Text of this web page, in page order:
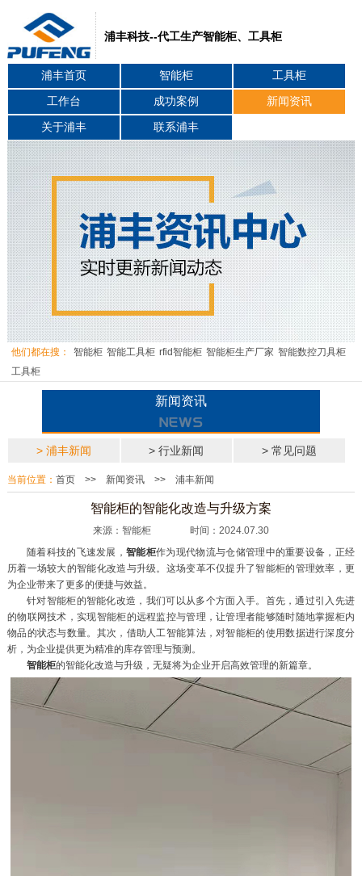
浦丰科技--代工生产智能柜、工具柜
浦丰首页 智能柜 工具柜
工作台 成功案例 新闻资讯
关于浦丰 联系浦丰
他们都在搜： 智能柜 智能工具柜 rfid智能柜 智能柜生产厂家 智能数控刀具柜
工具柜
新闻资讯
> 浦丰新闻 > 行业新闻 > 常见问题
当前位置： 首页>> 新闻资讯>> 浦丰新闻
智能柜的智能化改造与升级方案
来源：智能柜 时间：2024.07.30
随着科技的飞速发展，智能柜作为现代物流与仓储管理中的重要设备，正经
历着一场较大的智能化改造与升级。这场变革不仅提升了智能柜的管理效率，更
为企业带来了更多的便捷与效益。
针对智能柜的智能化改造，我们可以从多个方面入手。首先，通过引入先进
的物联网技术，实现智能柜的远程监控与管理，让管理者能够随时随地掌握柜内
物品的状态与数量。其次，借助人工智能算法，对智能柜的使用数据进行深度分
析，为企业提供更为精准的库存管理与预测。
智能柜的智能化改造与升级，无疑将为企业开启高效管理的新篇章。